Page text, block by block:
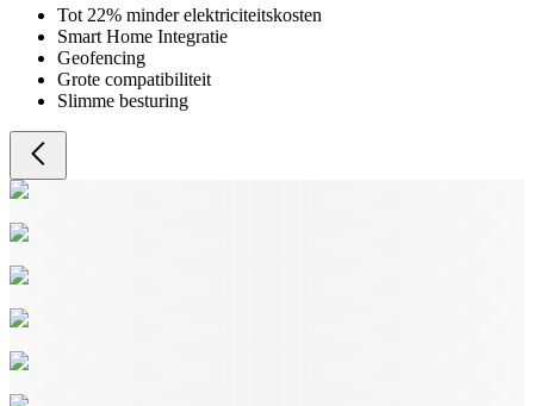
Tot 22% minder elektriciteitskosten
Smart Home Integratie
Geofencing
Grote compatibiliteit
Slimme besturing